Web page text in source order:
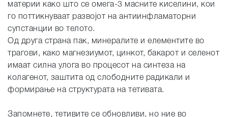
материи како што се омега-3 масните киселини, кои
го поттикнуваат развојот на антиинфламаторни
супстанции во телото.
Од друга страна пак, минералите и елементите во
трагови, како магнезиумот, цинкот, бакарот и селенот
имаат силна улога во процесот на синтеза на
колагенот, заштита од слободните радикали и
формирање на структурата на тетивата.
Запомнете, тетивите се обновливи, но ние во